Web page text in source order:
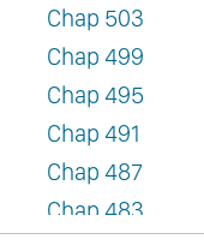
Chap 503
Chap 499
Chap 495
Chap 491
Chap 487
Chap 483